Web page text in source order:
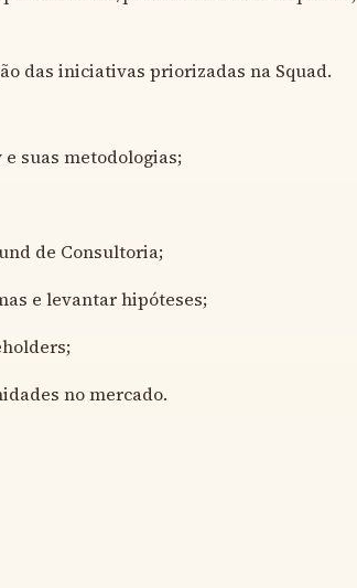
das iniciativas priorizadas na Squad.
suas metodologias;
de Consultoria;
e levantar hipóteses;
no mercado.